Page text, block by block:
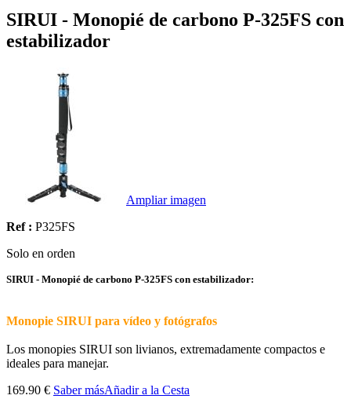
SIRUI - Monopié de carbono P-325FS con
estabilizador
Ampliar imagen
Ref : P325FS
Solo en orden
SIRUI - Monopié de carbono P-325FS con estabilizador:
Monopie SIRUI para vídeo y fotógrafos
Los monopies SIRUI son livianos, extremadamente compactos e
ideales para manejar.
169.90 € Saber másAñadir a la Cesta